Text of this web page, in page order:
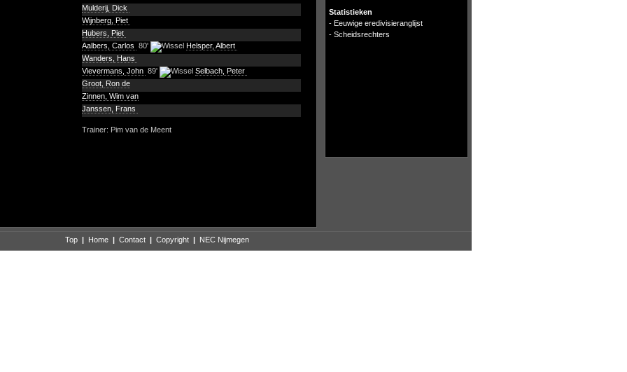
Mulderij, Dick
Wijnberg, Piet
Hubers, Piet
Aalbers, Carlos 80'
Helsper, Albert
Wanders, Hans
Vievermans, John 89'
Selbach, Peter
Groot, Ron de
Zinnen, Wim van
Janssen, Frans
Trainer: Pim van de Meent
Statistieken
- Eeuwige eredivisieranglijst
- Scheidsrechters
Top | Home | Contact | Copyright | NEC Nijmegen